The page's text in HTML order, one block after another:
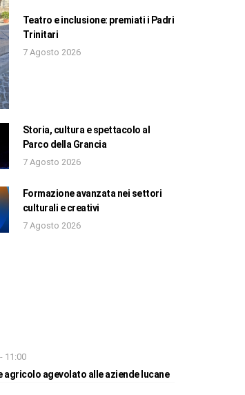
Teatro e inclusione: premiati i Padri
Trinitari
7 Agosto 2026
Storia, cultura e spettacolo al
Parco della Grancia
7 Agosto 2026
Formazione avanzata nei settori
culturali e creativi
7 Agosto 2026
11:00
agricolo agevolato alle aziende lucane